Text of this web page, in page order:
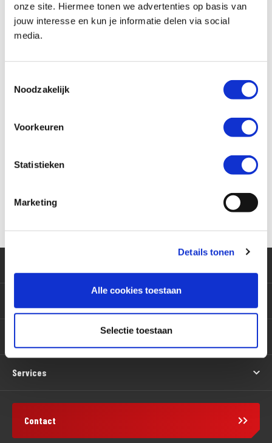
onze site. Hiermee tonen we advertenties op basis van
jouw interesse en kun je informatie delen via social
media.
Noodzakelijk
Voorkeuren
Statistieken
Marketing
Details tonen
Alle cookies toestaan
Selectie toestaan
Vraag en/of opmerking
Versturen
Services
Contact